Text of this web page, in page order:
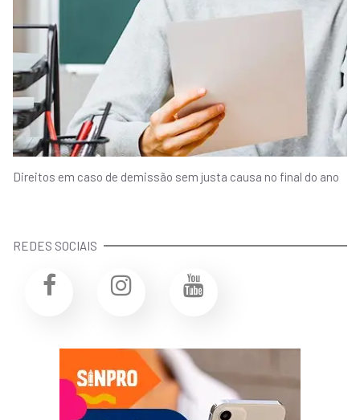
Direitos em caso de demissão sem justa causa no final do ano
REDES SOCIAIS